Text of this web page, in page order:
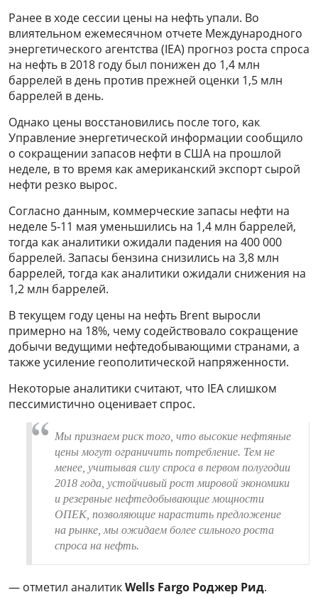
Ранее в ходе сессии цены на нефть упали. Во
влиятельном ежемесячном отчете Международного
энергетического агентства (IEA) прогноз роста спроса
на нефть в 2018 году был понижен до 1,4 млн
баррелей в день против прежней оценки 1,5 млн
баррелей в день.
Однако цены восстановились после того, как
Управление энергетической информации сообщило
о сокращении запасов нефти в США на прошлой
неделе, в то время как американский экспорт сырой
нефти резко вырос.
Согласно данным, коммерческие запасы нефти на
неделе 5-11 мая уменьшились на 1,4 млн баррелей,
тогда как аналитики ожидали падения на 400 000
баррелей. Запасы бензина снизились на 3,8 млн
баррелей, тогда как аналитики ожидали снижения на
1,2 млн баррелей.
В текущем году цены на нефть Brent выросли
примерно на 18%, чему содействовало сокращение
добычи ведущими нефтедобывающими странами, а
также усиление геополитической напряженности.
Некоторые аналитики считают, что IEA слишком
пессимистично оценивает спрос.
Мы признаем риск того, что высокие нефтяные
цены могут ограничить потребление. Тем не
менее, учитывая силу спроса в первом полугодии
2018 года, устойчивый рост мировой экономики
и резервные нефтедобывающие мощности
ОПЕК, позволяющие нарастить предложение
на рынке, мы ожидаем более сильного роста
спроса на нефть.
— отметил аналитикWells Fargo Роджер Рид.